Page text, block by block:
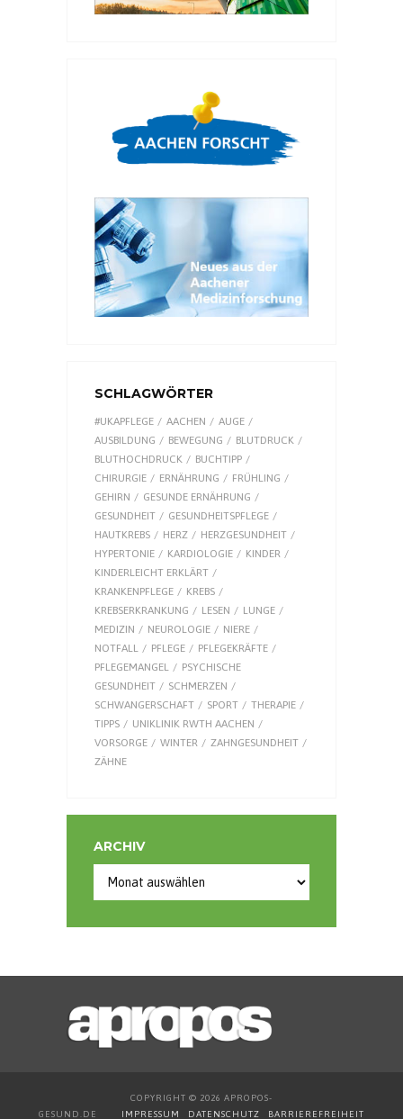
SCHLAGWÖRTER
#UKAPFLEGE AACHEN
AUGE
AUSBILDUNG
BEWEGUNG
BLUTDRUCK
BLUTHOCHDRUCK
BUCHTIPP
CHIRURGIE
ERNÄHRUNG
FRÜHLING
GEHIRN
GESUNDE ERNÄHRUNG
GESUNDHEIT
GESUNDHEITSPFLEGE
HAUTKREBS
HERZ
HERZGESUNDHEIT
HYPERTONIE
KARDIOLOGIE
KINDER
KINDERLEICHT ERKLÄRT
KRANKENPFLEGE
KREBS
KREBSERKRANKUNG
LESEN
LUNGE
MEDIZIN
NEUROLOGIE
NIERE
NOTFALL
PFLEGE
PFLEGEKRÄFTE
PFLEGEMANGEL
PSYCHISCHE
GESUNDHEIT
SCHMERZEN
SCHWANGERSCHAFT
SPORT
THERAPIE
TIPPS
UNIKLINIK RWTH AACHEN
VORSORGE
WINTER
ZAHNGESUNDHEIT
ZÄHNE
ARCHIV
COPYRIGHT © 2026 APROPOS-
GESUND.DE IMPRESSUM DATENSCHUTZ BARRIEREFREIHEIT